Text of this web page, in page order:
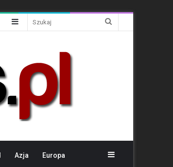
Sidebar
Azja Europa Sidebar